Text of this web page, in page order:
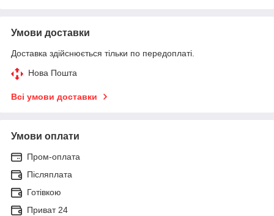
Умови доставки
Доставка здійснюється тільки по передоплаті.
Нова Пошта
Всі умови доставки
Умови оплати
Пром-оплата
Післяплата
Готівкою
Приват 24